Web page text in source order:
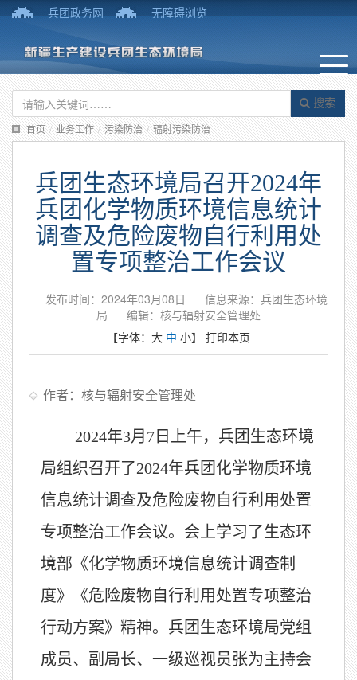
兵团政务网 无障碍浏览
搜索
首页 / 业务工作 / 污染防治 / 辐射污染防治
兵团生态环境局召开2024年
兵团化学物质环境信息统计
调查及危险废物自行利用处
置专项整治工作会议
发布时间：2024年03月08日
信息来源：兵团生态环境
局
编辑：核与辐射安全管理处
【字体： 大 中 小】 打印本页
作者：核与辐射安全管理处
2024年3月 7 日上午，兵团生态环境
局组织召开了2024年兵团化学物质环境
信息统计调查及危险废物自行利用处置
专项整治工作会议。会上学习了生态环
境部《化学物质环境信息统计调查制
度》《危险废物自行利用处置专项整治
行动方案》精神。兵团生态环境局党组
成员、副局长、一级巡视员张为主持会